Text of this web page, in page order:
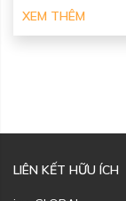
XEM THÊM
LIÊN KẾT HỮU ÍCH